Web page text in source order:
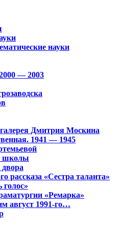
науки
— 2003
Дмитрия Москина
1941 — 1945
школы
двора
рассказа «Сестра таланта»
голос»
«Ремарка»
август 1991-го…